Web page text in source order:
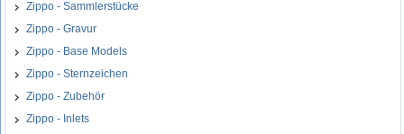
Zippo - Sammlerstücke
Zippo - Gravur
Zippo - Base Models
Zippo - Sternzeichen
Zippo - Zubehör
Zippo - Inlets